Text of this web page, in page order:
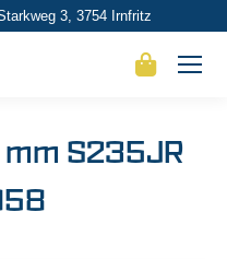
3, 3754 Irnfritz
S235JR